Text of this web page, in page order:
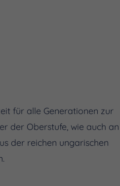
für alle Generationen zur
der Oberstufe, wie auch an
der reichen ungarischen